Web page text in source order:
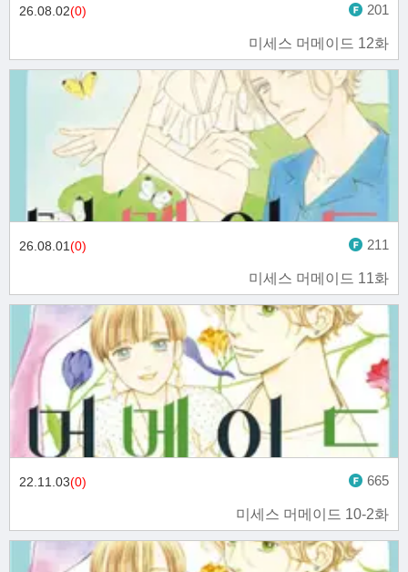
미세스 머메이드 12화
26.08.02(0) 201
미세스 머메이드 11화
26.08.01(0) 211
미세스 머메이드 10-2화
22.11.03(0) 665